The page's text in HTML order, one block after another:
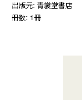
出版元: 青裳堂書店
冊数: 1冊